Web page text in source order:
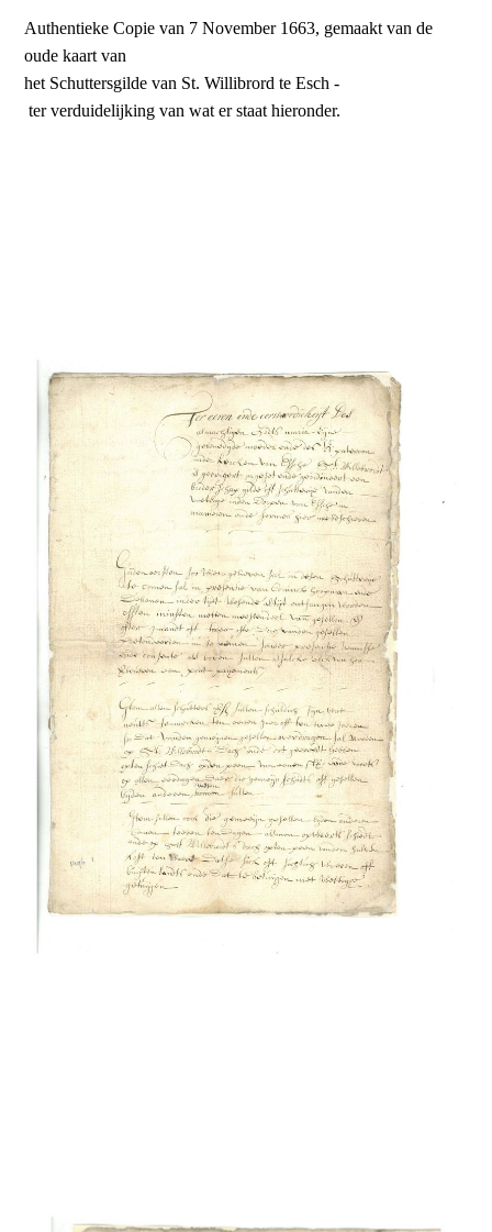
Authentieke Copie van 7 November 1663, gemaakt van de
oude kaart van
het Schuttersgilde van St. Willibrord te Esch -
ter verduidelijking van wat er staat hieronder.